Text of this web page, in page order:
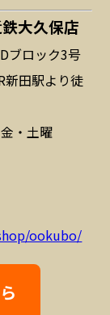
大久保店
ブロック3号
新田駅より徒
・土曜
ookubo/